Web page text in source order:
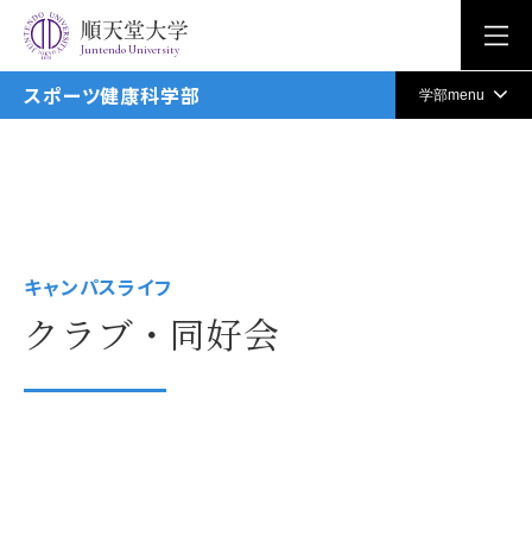
Juntendo University
スポーツ健康科学部 学部menu
キャンパスライフ
クラブ・同好会